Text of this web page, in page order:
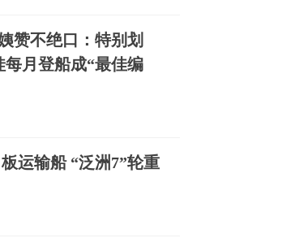
赞不绝口：特别划
月登船成“最佳编
运输船 “泛洲7”轮重